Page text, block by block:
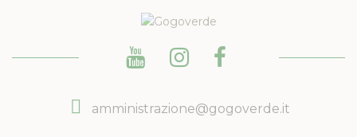
amministrazione@gogoverde.it